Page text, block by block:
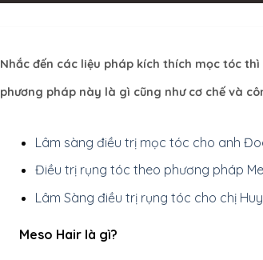
Nhắc đến các liệu pháp kích thích mọc tóc
phương pháp này là gì cũng như cơ chế và
Lâm sàng điều trị mọc tóc cho anh
Điều trị rụng tóc theo phương pháp
Lâm Sàng điều trị rụng tóc cho chị
Meso Hair là gì?